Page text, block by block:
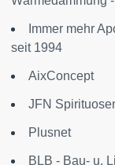
Immer mehr
seit 1994
AixConcept
JFN
Plusnet
BLB - Bau- u.